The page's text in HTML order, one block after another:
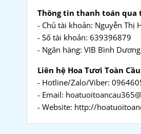
Thông tin thanh toán qua
- Chủ tài khoản: Nguyễn Thị
- Số tài khoản: 639396879
- Ngân hàng: VIB Bình Dương
Liên hệ Hoa Tươi Toàn Cầu
- Hotline/Zalo/Viber:
- Email:
- Website: http://